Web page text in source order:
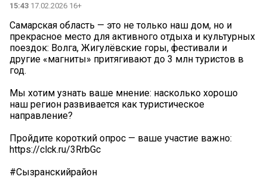
15:43 17.02.2026 16+
Самарская область — это не только наш дом, но и
прекрасное место для активного отдыха и культурных
поездок: Волга, Жигулёвские горы, фестивали и
другие «магниты» притягивают до 3 млн туристов в
год.
Мы хотим узнать ваше мнение: насколько хорошо
наш регион развивается как туристическое
направление?
Пройдите короткий опрос — ваше участие важно:
https://clck.ru/3RrbGc
#Сызранскийрайон